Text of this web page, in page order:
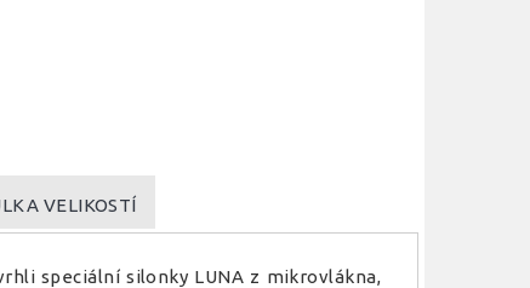
VELIKOSTÍ
speciální silonky LUNA z mikrovlákna,